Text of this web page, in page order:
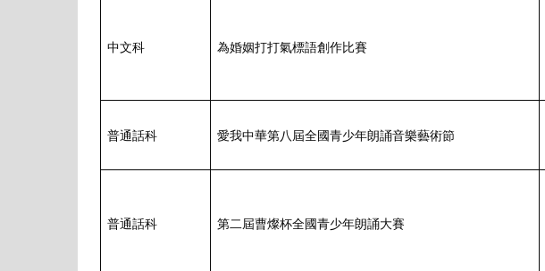
中文科 為婚姻打打氣標語創作比賽
普通話科 愛我中華第八屆全國青少年朗誦音樂藝術節
普通話科 第二屆曹燦杯全國青少年朗誦大賽